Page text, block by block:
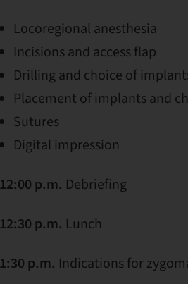
Locoregional anesthesia
Incisions and access flap
Drilling and choice of
Placement of implants and
Sutures
Digital impression
12:00 p.m. Debriefing
12:30 p.m. Lunch
1:30 p.m. Indications for